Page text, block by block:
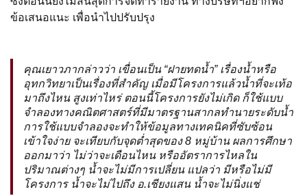
ข้อเสนอแนะ เพื่อนำไปปรับปรุง
คุณเยาวภากล่าวว่า เขื่อนเป็น “ฝายทดน้ำ” เรื่องน้ำหรือ
อุทกวิทยาเป็นเรื่องที่สำคัญ เมื่อมีโครงการแล้วน้ำที่จะเท้อ
มาถึงไหน สูงเท่าไหร่ ตอนนี้โครงการยังไม่เกิด ก็ใช้แบบ
จำลองทางคณิตศาสตร์ที่มีมาตรฐานสากลทำนายระดับน้ำ
การใช้แบบจำลองจะทำให้ข้อมูลทางเทคนิคที่ซับซ้อน
เข้าใจง่าย จะเทียบกับจุดต่ำสุดของ 8 หมู่บ้าน ผลการศึกษา
ออกมาว่า ไม่ว่าจะเดือนไหน หรืออัตราการไหลใน
ปริมาณต่างๆ น้ำจะไม่มีการเปลี่ยน แปลว่า มีหรือไม่มี
โครงการ น้ำจะไม่ไปถึง อ.เชียงแสน น้ำจะไม่นิ่งแช่